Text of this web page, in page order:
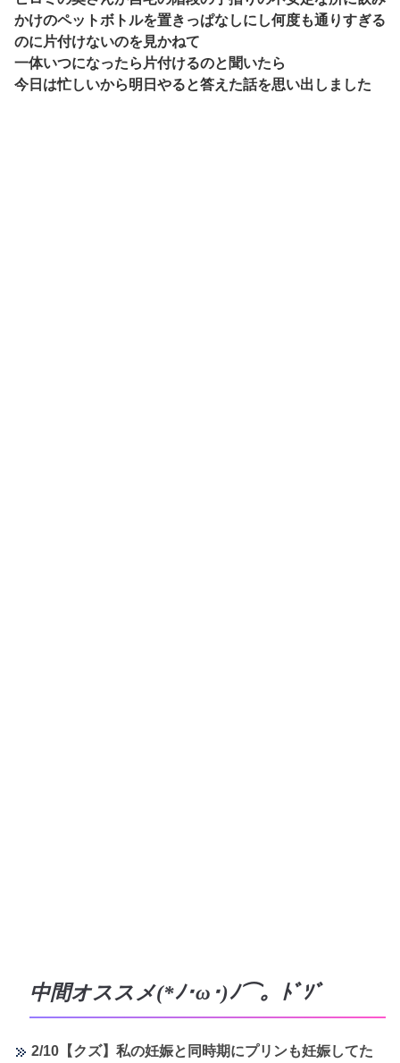
かけのペットボトルを置きっぱなしにし何度も通りすぎる
のに片付けないのを見かねて
一体いつになったら片付けるのと聞いたら
今日は忙しいから明日やると答えた話を思い出しました
中間オススメ(*ﾉ･ω･)ﾉ⌒。ﾄﾞｿﾞ
2/10【クズ】私の妊娠と同時期にプリンも妊娠してた